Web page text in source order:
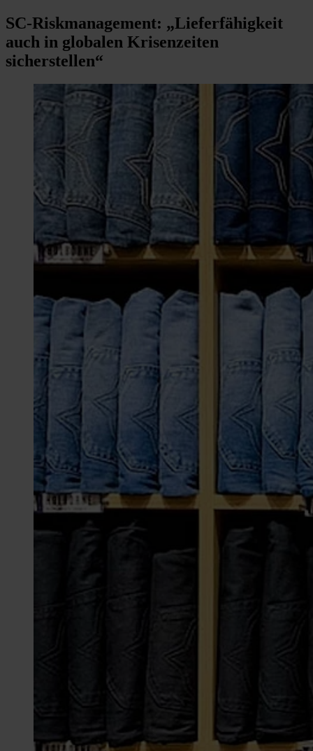
SC-Riskmanagement: „Lieferfähigkeit
auch in globalen Krisenzeiten
sicherstellen“